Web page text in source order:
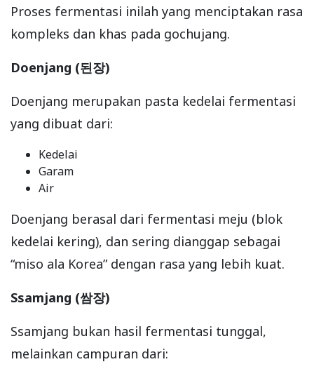
Proses fermentasi inilah yang menciptakan rasa
kompleks dan khas pada gochujang.
Doenjang (된장)
Doenjang merupakan pasta kedelai fermentasi
yang dibuat dari:
Kedelai
Garam
Air
Doenjang berasal dari fermentasi meju (blok
kedelai kering), dan sering dianggap sebagai
“miso ala Korea” dengan rasa yang lebih kuat.
Ssamjang (쌈장)
Ssamjang bukan hasil fermentasi tunggal,
melainkan campuran dari: